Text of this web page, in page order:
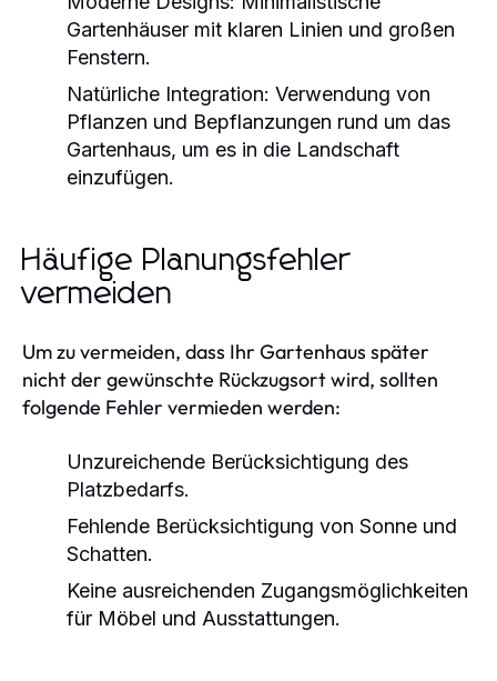
Gartenhäuser mit klaren Linien und großen
Fenstern.
Natürliche Integration: Verwendung von
Pflanzen und Bepflanzungen rund um das
Gartenhaus, um es in die Landschaft
einzufügen.
Häufige Planungsfehler
vermeiden
Um zu vermeiden, dass Ihr Gartenhaus später
nicht der gewünschte Rückzugsort wird, sollten
folgende Fehler vermieden werden:
Unzureichende Berücksichtigung des
Platzbedarfs.
Fehlende Berücksichtigung von Sonne und
Schatten.
Keine ausreichenden Zugangsmöglichkeiten
für Möbel und Ausstattungen.